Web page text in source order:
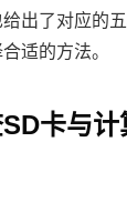
给出了对应的
适的方法。
卡与